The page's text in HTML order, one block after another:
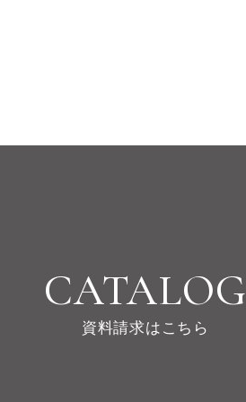
CATALOG
資料請求はこちら